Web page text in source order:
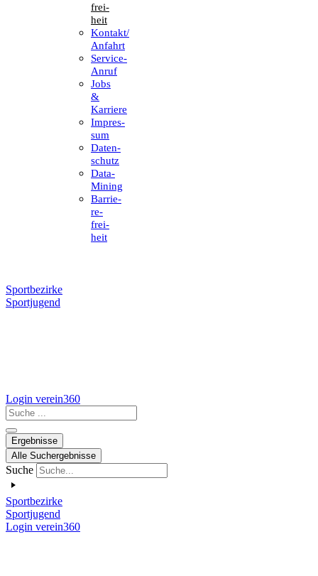
frei­
heit
Kontakt/​​
Anfahrt
Service-
Anruf
Jobs
&
Karriere
Impres­
sum
Daten­
schutz
Data-
Mining
Barrie­
re­
frei­
heit
Sportbezirke
Sportjugend
Login verein360
Search
...
Ergebnisse
Alle Suchergebnisse
Suche
Sportbezirke
Sportjugend
Login verein360